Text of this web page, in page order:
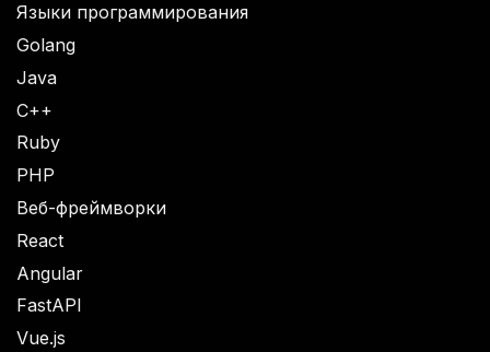
Языки программирования
Golang
Java
C++
Ruby
PHP
Веб-фреймворки
React
Angular
FastAPI
Vue.js